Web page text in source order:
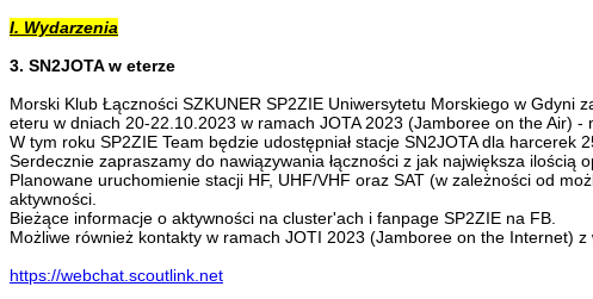
I. Wydarzenia
3. SN2JOTA w eterze
Morski Klub Łączności SZKUNER SP2ZIE Uniwersytetu Morskiego w Gdyni
eteru w dniach 20-22.10.2023 w ramach JOTA 2023 (Jamboree on the Air)
W tym roku SP2ZIE Team będzie udostępniał stacje SN2JOTA dla
Serdecznie zapraszamy do nawiązywania łączności z jak największa ilością
Planowane uruchomienie stacji HF, UHF/VHF oraz SAT (w zależności od
aktywności.
Bieżące informacje o aktywności na cluster'ach i fanpage SP2ZIE na FB.
Możliwe również kontakty w ramach JOTI 2023 (Jamboree on the Internet)
https://webchat.scoutlink.net